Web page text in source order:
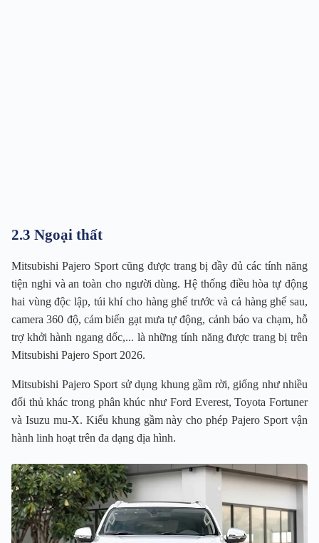
2.3 Ngoại thất
Mitsubishi Pajero Sport cũng được trang bị đầy đủ các tính năng
tiện nghi và an toàn cho người dùng. Hệ thống điều hòa tự động
hai vùng độc lập, túi khí cho hàng ghế trước và cả hàng ghế sau,
camera 360 độ, cảm biến gạt mưa tự động, cảnh báo va chạm, hỗ
trợ khởi hành ngang dốc,... là những tính năng được trang bị trên
Mitsubishi Pajero Sport 2026.
Mitsubishi Pajero Sport sử dụng khung gầm rời, giống như nhiều
đối thủ khác trong phân khúc như Ford Everest, Toyota Fortuner
và Isuzu mu-X. Kiểu khung gầm này cho phép Pajero Sport vận
hành linh hoạt trên đa dạng địa hình.